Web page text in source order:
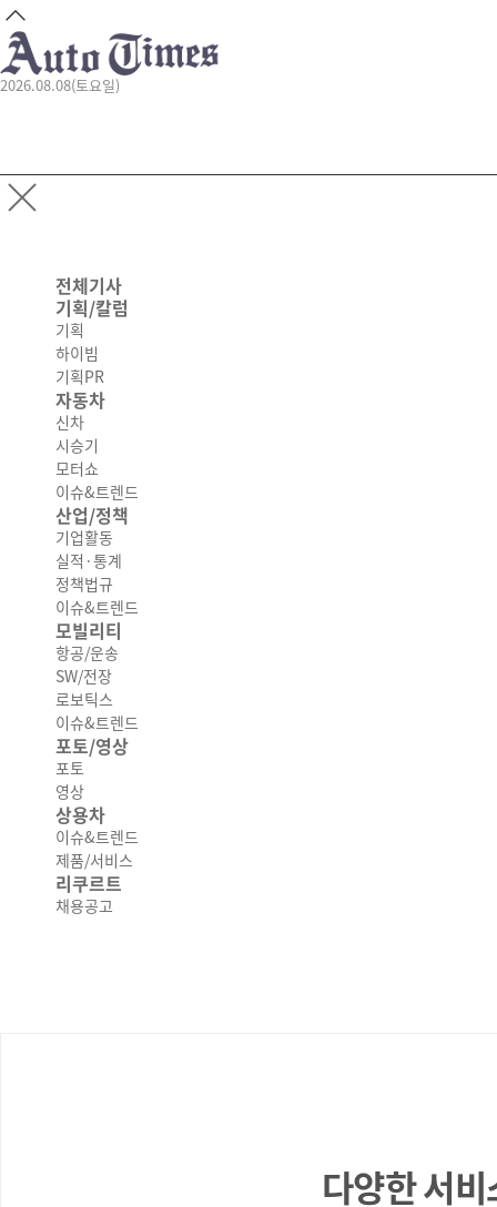
2026.08.08(토요일)
전체기사
기획/칼럼
기획
하이빔
기획PR
자동차
신차
시승기
모터쇼
이슈&트렌드
산업/정책
기업활동
실적·통계
정책법규
이슈&트렌드
모빌리티
항공/운송
SW/전장
로보틱스
이슈&트렌드
포토/영상
포토
영상
상용차
이슈&트렌드
제품/서비스
리쿠르트
채용공고
다양한 서